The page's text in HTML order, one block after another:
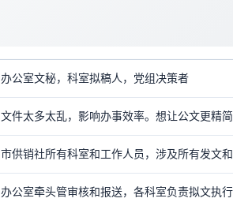
办公室文秘，科室拟稿人，党组决策者
文件太多太乱，影响办事效率。想让公文更精
市供销社所有科室和工作人员，涉及所有发文
办公室牵头管审核和报送，各科室负责拟文执